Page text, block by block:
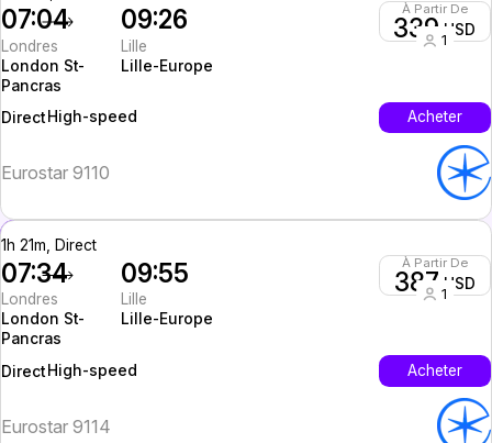
07:04
Londres
London St-
Pancras
09:26
Lille
Lille-Europe
À Partir De
339 USD
1
Direct High-speed Acheter
Eurostar 9110
1h 21m, Direct
07:34
Londres
London St-
Pancras
09:55
Lille
Lille-Europe
À Partir De
387 USD
1
Direct High-speed Acheter
Eurostar 9114